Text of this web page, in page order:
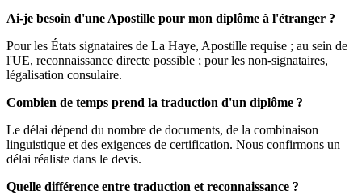
Ai-je besoin d'une Apostille pour mon diplôme à l'étranger ?
Pour les États signataires de La Haye, Apostille requise ; au sein de
l'UE, reconnaissance directe possible ; pour les non-signataires,
légalisation consulaire.
Combien de temps prend la traduction d'un diplôme ?
Le délai dépend du nombre de documents, de la combinaison
linguistique et des exigences de certification. Nous confirmons un
délai réaliste dans le devis.
Quelle différence entre traduction et reconnaissance ?